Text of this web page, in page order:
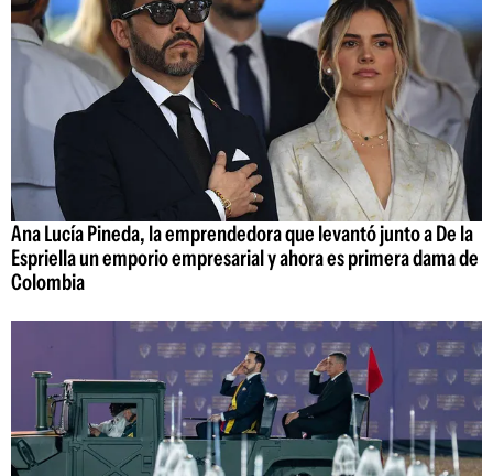
Ana Lucía Pineda, la emprendedora que levantó junto a De la
Espriella un emporio empresarial y ahora es primera dama de
Colombia